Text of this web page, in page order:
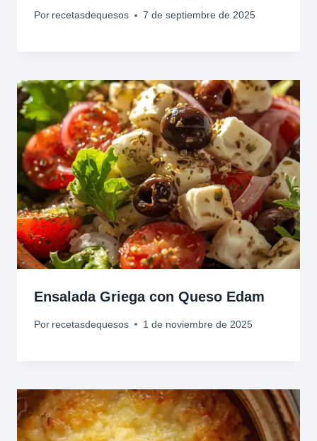
Por recetasdequesos 7 de septiembre de 2025
Ensalada Griega con Queso Edam
Por recetasdequesos 1 de noviembre de 2025